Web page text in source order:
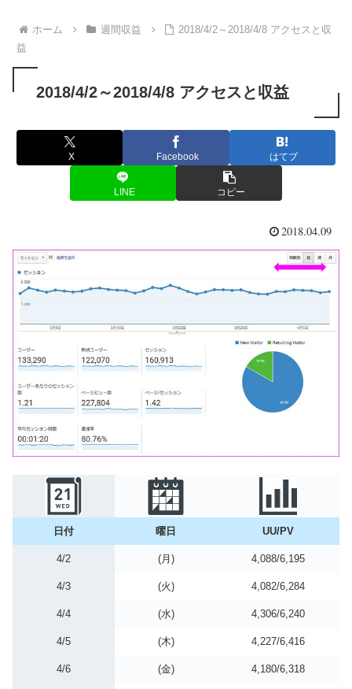
ホーム 週間収益
2018/4/2～2018/4/8 アクセスと収
益
2018/4/2～2018/4/8 アクセスと収益
X Facebook はてブ
LINE コピー
2018.04.09
日付 曜日 UU/PV
4/2 (月) 4,088/6,195
4/3 (火) 4,082/6,284
4/4 (水) 4,306/6,240
4/5 (木) 4,227/6,416
4/6 (金) 4,180/6,318